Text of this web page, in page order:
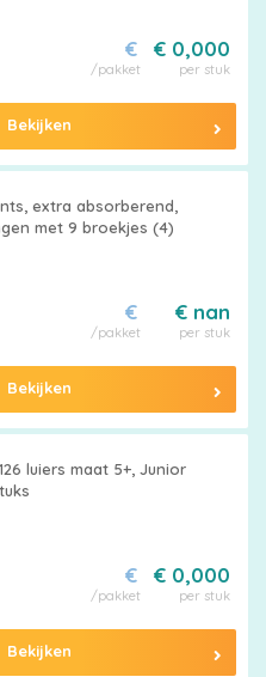
€ 0,000
per stuk
€
/pakket
Bekijken
extra absorberend,
met 9 broekjes (4)
€ nan
per stuk
€
/pakket
Bekijken
luiers maat 5+, Junior
€ 0,000
per stuk
€
/pakket
Bekijken